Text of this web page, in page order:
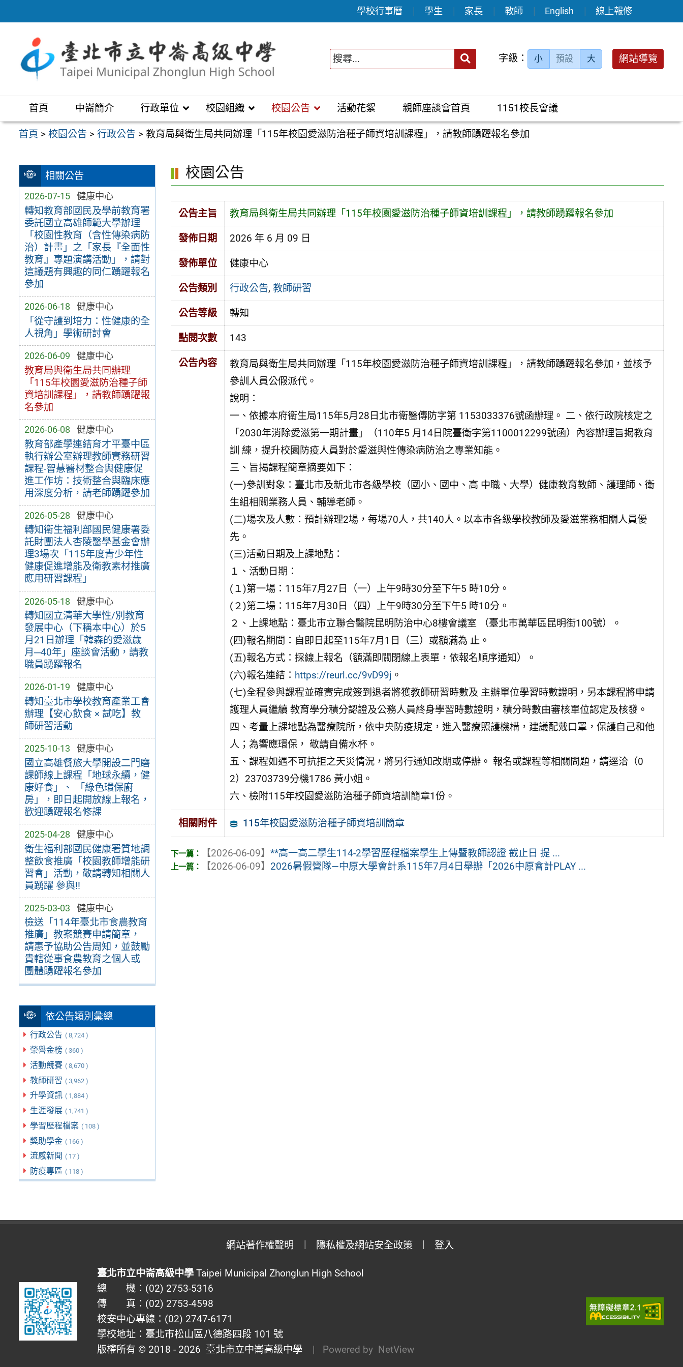
至
區
學校行事曆 學生 家長 教師 English 線上報修
送出 字級： 小 預設 大 網站導覽
首頁 中崙簡介 行政單位 校園組織 校園公告 活動花絮 親師座談會首頁 1151校長會議
首頁 >校園公告 >行政公告 >教育局與衛生局共同辦理「115年校園愛滋防治種子師資培訓課程」，請教師踴躍報名參加
相關公告
2026-07-15 健康中心
轉知教育部國民及學前教育署
委託國立高雄師範大學辦理
「校園性教育（含性傳染病防
治）計畫」之「家長『全面性
教育』專題演講活動」，請對
這議題有興趣的同仁踴躍報名
參加
2026-06-18 健康中心
「從守護到培力：性健康的全
人視角」學術研討會
2026-06-09 健康中心
教育局與衛生局共同辦理
「115年校園愛滋防治種子師
資培訓課程」，請教師踴躍報
名參加
2026-06-08 健康中心
教育部產學連結育才平臺中區
執行辦公室辦理教師實務研習
課程-智慧醫材整合與健康促
進工作坊：技術整合與臨床應
用深度分析，請老師踴躍參加
2026-05-28 健康中心
轉知衛生福利部國民健康署委
託財團法人杏陵醫學基金會辦
理3場次「115年度青少年性
健康促進增能及衛教素材推廣
應用研習課程」
2026-05-18 健康中心
轉知國立清華大學性/別教育
發展中心（下稱本中心）於5
月21日辦理「韓森的愛滋歲
月─40年」座談會活動，請教
職員踴躍報名
2026-01-19 健康中心
轉知臺北市學校教育產業工會
辦理【安心飲食 × 試吃】教
師研習活動
2025-10-13 健康中心
國立高雄餐旅大學開設二門磨
課師線上課程「地球永續，健
康好食」、 「綠色環保廚
房」，即日起開放線上報名，
歡迎踴躍報名修課
2025-04-28 健康中心
衛生福利部國民健康署質地調
整飲食推廣「校園教師增能研
習會」活動，敬請轉知相關人
員踴躍 參與!!
2025-03-03 健康中心
檢送「114年臺北市食農教育
推廣」教案競賽申請簡章，
請惠予協助公告周知，並鼓勵
貴轄從事食農教育之個人或
團體踴躍報名參加
依公告類別彙總
行政公告 ( 8,724 )
榮譽金榜 ( 360 )
活動競賽 ( 8,670 )
教師研習 ( 3,962 )
升學資訊 ( 1,884 )
生涯發展 ( 1,741 )
學習歷程檔案 ( 108 )
獎助學金 ( 166 )
流感新聞 ( 17 )
防疫專區 ( 118 )
校園公告
公告主旨 教育局與衛生局共同辦理「115年校園愛滋防治種子師資培訓課程」，請教師踴躍報名參加
發佈日期 2026 年 6 月 09 日
發佈單位 健康中心
公告類別 行政公告,教師研習
公告等級 轉知
點閱次數 143
公告內容
教育局與衛生局共同辦理「115年校園愛滋防治種子師資培訓課程」，請教師踴躍報名參加，並核予
參訓人員公假派代。
說明：
一、依據本府衛生局115年5月28日北市衛醫傳防字第 1153033376號函辦理。 二、依行政院核定之
「2030年消除愛滋第一期計畫」（110年5 月14日院臺衛字第1100012299號函）內容辦理旨揭教育
訓 練，提升校園防疫人員對於愛滋與性傳染病防治之專業知能。
三、旨揭課程簡章摘要如下：
(一)參訓對象：臺北市及新北巿各級學校（國小、國中、高 中職、大學）健康教育教師、護理師、衛
生組相關業務人員、輔導老師。
(二)場次及人數：預計辦理2場，每場70人，共140人。以本巿各級學校教師及愛滋業務相關人員優
先。
(三)活動日期及上課地點：
１、活動日期：
(１)第一場：115年7月27日（一）上午9時30分至下午5 時10分。
(２)第二場：115年7月30日（四）上午9時30分至下午5 時10分。
２、上課地點：臺北市立聯合醫院昆明防治中心8樓會議室 （臺北巿萬華區昆明街100號）。
(四)報名期間：自即日起至115年7月1日（三）或額滿為 止。
(五)報名方式：採線上報名（額滿即關閉線上表單，依報名順序通知）。
(六)報名連結： https://reurl.cc/9vD99j 。
(七)全程參與課程並確實完成簽到退者將獲教師研習時數及 主辦單位學習時數證明，另本課程將申請
護理人員繼續 教育學分積分認證及公務人員終身學習時數證明，積分時數由審核單位認定及核發。
四、考量上課地點為醫療院所，依中央防疫規定，進入醫療照護機構，建議配戴口罩，保護自己和他
人；為響應環保， 敬請自備水杯。
五、課程如遇不可抗拒之天災情況，將另行通知改期或停辦。 報名或課程等相關問題，請逕洽（0
2）23703739分機1786 黃小姐。
六、檢附115年校園愛滋防治種子師資培訓簡章1份。
相關附件 115年校園愛滋防治種子師資培訓簡章
【2026-06-09】**高一高二學生114-2學習歷程檔案學生上傳暨教師認證 截止日 提 ...
【2026-06-09】 2026暑假營隊—中原大學會計系115年7月4日舉辦「2026中原會計PLAY ...
網站著作權聲明 隱私權及網站安全政策 登入
臺北市立中崙高級中學Taipei Municipal Zhonglun High School
總 機：(02) 2753-5316
傳 真：(02) 2753-4598
校安中心專線：(02) 2747-6171
學校地址：臺北市松山區八德路四段 101 號
版權所有 © 2018 - 2026 臺北市立中崙高級中學 | Powered by NetView